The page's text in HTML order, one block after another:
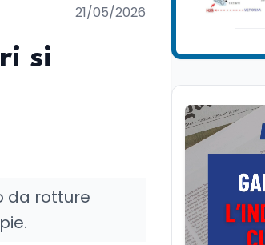
21/05/2026
si
da rotture